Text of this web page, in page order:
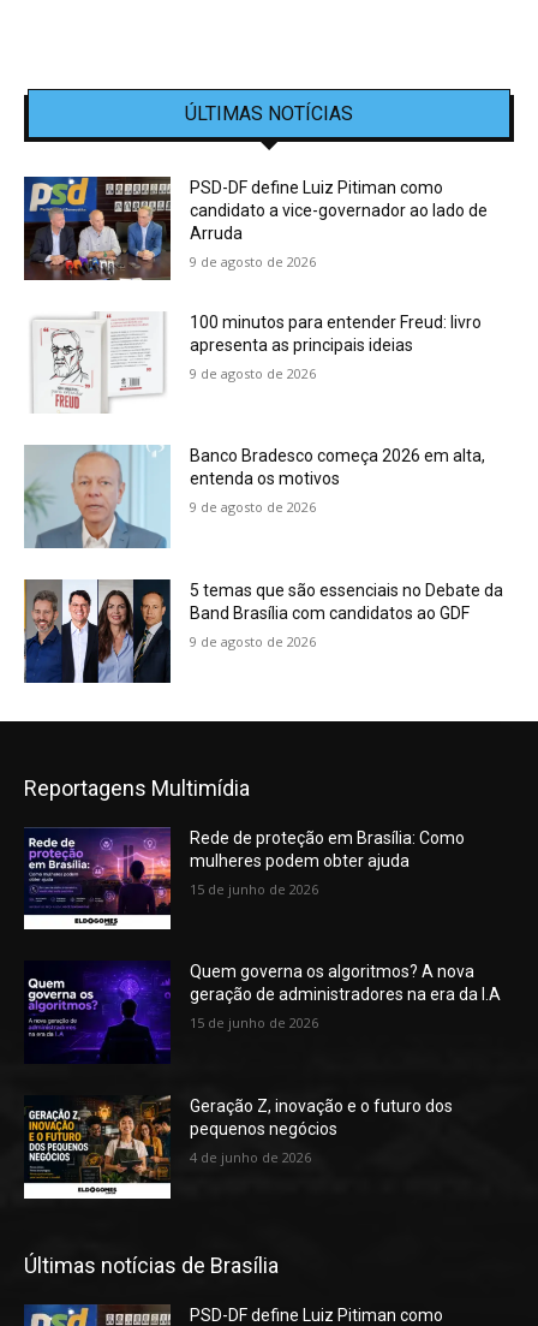
ÚLTIMAS NOTÍCIAS
PSD-DF define Luiz Pitiman como
candidato a vice-governador ao lado de
Arruda
9 de agosto de 2026
100 minutos para entender Freud: livro
apresenta as principais ideias
9 de agosto de 2026
Banco Bradesco começa 2026 em alta,
entenda os motivos
9 de agosto de 2026
5 temas que são essenciais no Debate da
Band Brasília com candidatos ao GDF
9 de agosto de 2026
Reportagens Multimídia
Rede de proteção em Brasília: Como
mulheres podem obter ajuda
15 de junho de 2026
Quem governa os algoritmos? A nova
geração de administradores na era da I.A
15 de junho de 2026
Geração Z, inovação e o futuro dos
pequenos negócios
4 de junho de 2026
Últimas notícias de Brasília
PSD-DF define Luiz Pitiman como